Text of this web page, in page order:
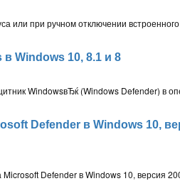
Windows 10, 8.1 и 8
Defender в Windows 10,